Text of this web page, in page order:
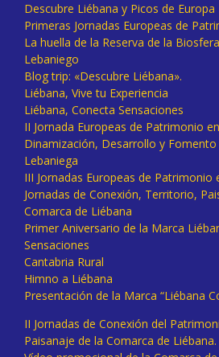
Descubre Liébana y Picos de Europa
Primeras Jornadas Europeas de
La huella de la Reserva de la
Lebaniego
Blog trip: «Descubre Liébana».
Liébana, Vive tu Experiencia
Liébana, Conecta Sensaciones
II Jornada Europeas de Patrimonio
Dinamización, Desarrollo y
Lebaniega
III Jornadas Europeas de Patrimonio
Jornadas de Conexión, Territorio,
Comarca de Liébana
Primer Aniversario de la Marca
Sensaciones
Cantabria Rural
Himno a Liébana
Presentación de la Marca “Liébana
II Jornadas de Conexión del
Paisanaje de la Comarca de Liébana.